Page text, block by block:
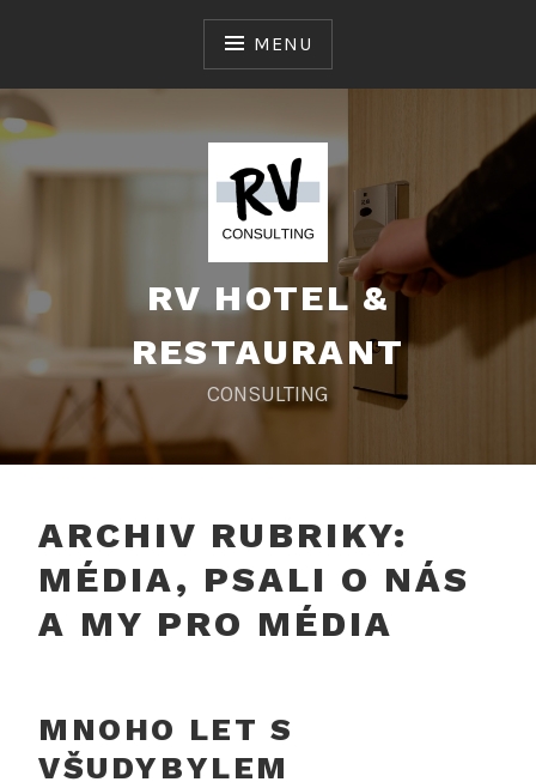
MENU
RV HOTEL &
RESTAURANT
CONSULTING
ARCHIV RUBRIKY:
MÉDIA, PSALI O NÁS
A MY PRO MÉDIA
MNOHO LET S
VŠUDYBYLEM